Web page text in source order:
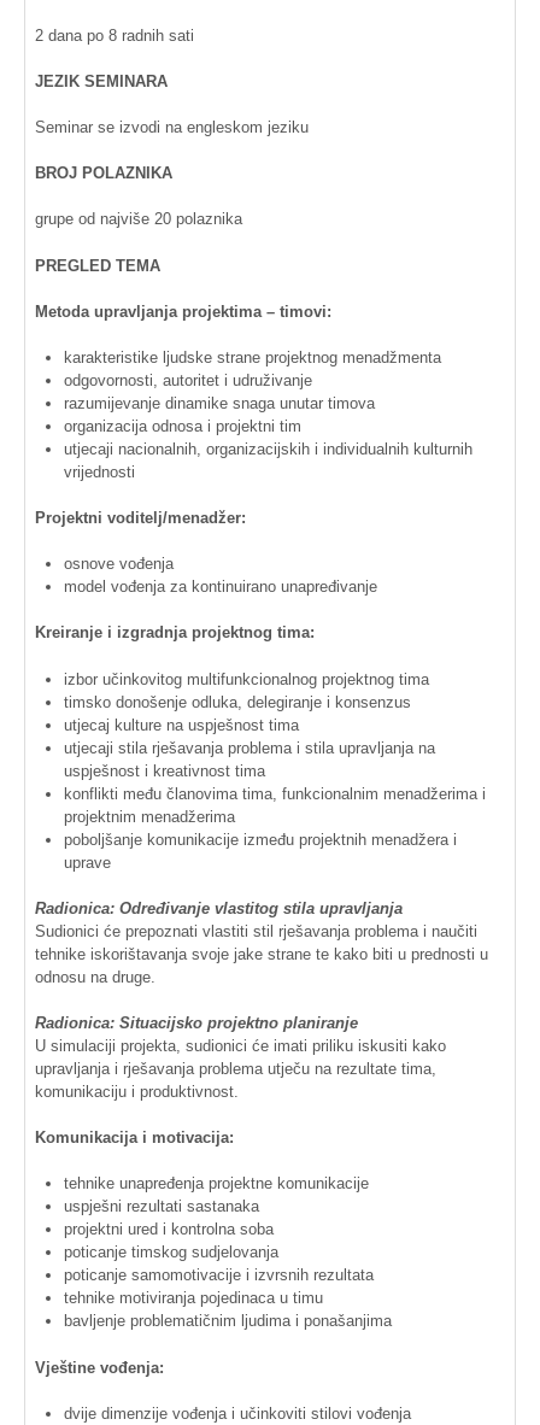
2 dana po 8 radnih sati
JEZIK SEMINARA
Seminar se izvodi na engleskom jeziku
BROJ POLAZNIKA
grupe od najviše 20 polaznika
PREGLED TEMA
Metoda upravljanja projektima – timovi:
karakteristike ljudske strane projektnog menadžmenta
odgovornosti autoritet i udruživanje
razumijevanje dinamike snaga unutar timova
organizacija odnosa i projektni tim
utjecaji nacionalnih organizacijskih i individualnih kulturnih
vrijednosti
Projektni voditelj/menadžer:
osnove vođenja
model vođenja za kontinuirano unapređivanje
Kreiranje i izgradnja projektnog tima:
izbor učinkovitog multifunkcionalnog projektnog tima
timsko donošenje odluka delegiranje i konsenzus
utjecaj kulture na uspješnost tima
utjecaji stila rješavanja problema i stila upravljanja na
uspješnost i kreativnost tima
konflikti među članovima tima funkcionalnim menadžerima i
projektnim menadžerima
poboljšanje komunikacije između projektnih menadžera i
uprave
Radionica: Određivanje vlastitog stila upravljanja
Sudionici će prepoznati vlastiti stil rješavanja problema i naučiti
tehnike iskorištavanja svoje jake strane te kako biti u prednosti u
odnosu na druge
Radionica: Situacijsko projektno planiranje
U simulaciji projekta, sudionici će imati priliku iskusiti kako
upravljanjai rješavanja problema utječu na rezultate tima,
komunikaciju i produktivnost.
Komunikacijai motivacija:
tehnike unapređenja projektne komunikacije
uspješni rezultati sastanaka
projektni ured i kontrolna soba
poticanje timskog sudjelovanja
poticanje samomotivacije i izvrsnih rezultata
tehnike motiviranja pojedinacau timu
bavljenje problematičnim ljudimai ponašanjima
Vještine vođenja:
dvije dimenzije vođenja i učinkoviti stilovi vođenja